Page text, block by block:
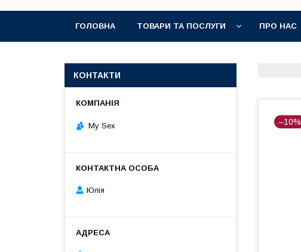
ГОЛОВНА ТОВАРИ ТА ПОСЛУГИ ПРО НАС
–10%
КОНТАКТИ
My Sex
Юлія